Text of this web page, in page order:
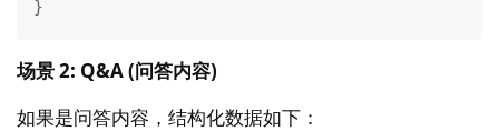
}
场景 2: Q&A (问答内容)
如果是问答内容，结构化数据如下：